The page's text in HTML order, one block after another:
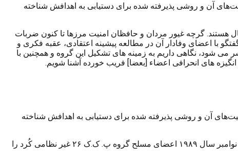
آن و روشی پذیرفته شده برای دستیابی به اهدافش شناخته
گرچه غیور مردان و حافظان امنیت مرزها تا کنون ضربات
با اعضای وفادار آن در مطالعه پیشینه اعتقادی، عقبه فکری و
شود، نگاهی داریم به زمینه های تشکیل این گروه و همچنین با
های انحرافی اعضاء [بعضا] فریب خورده آشنا شویم.
آن و روشی پذیرفته شده برای دستیابی به اهدافش شناخته
این گروه از همان ابتدا نه تنها در قبال تُرک ها و ارتش ترکیه بلکه در قبال کُردها نیز رفتاری خشن و افراطی را در پیش گرفت. در ۲۴ و ۲۵ نوامبر سال ۱۹۸۹ اعضای مسلح گروه پ. ک.ک ۲۶ غیر نظامی کُرد را